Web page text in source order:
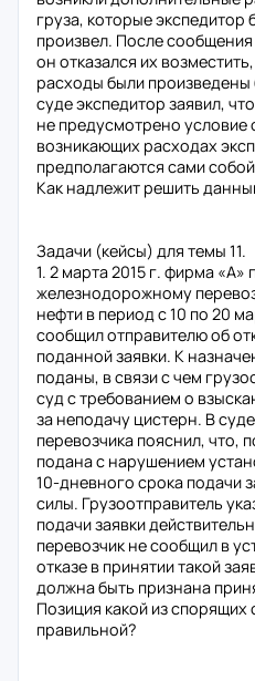
груза, которые экспедитор
произвел. После
он отказался их
расходы были произведены
суде экспедитор заявил,
не предусмотрено условие
возникающих расходах
предполагаются сами
Как надлежит решить
Задачи (кейсы) для темы 11.
1. 2 марта 2015 г. фирма «А»
железнодорожному
нефти в период с 10 по 20
сообщил отправителю об
поданной заявки. К
поданы, в связи с чем
суд с требованием о
за неподачу цистерн. В
перевозчика пояснил, что,
подана с нарушением
10-дневного срока подачи
силы. Грузоотправитель
подачи заявки
перевозчик не сообщил в
отказе в принятии такой
должна быть признана
Позиция какой из спорящих
правильной?